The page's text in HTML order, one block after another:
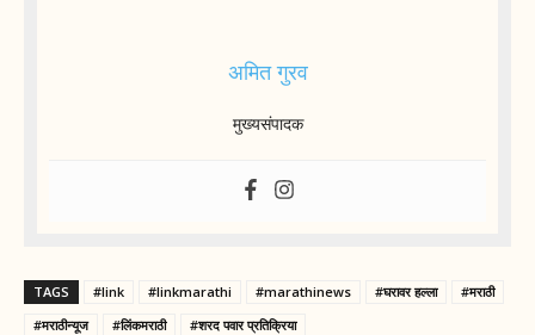
अमित गुरव
मुख्यसंपादक
TAGS #link #linkmarathi #marathinews #घरावर हल्ला
#मराठी
#मराठीन्यूज
#लिंकमराठी
#शरद पवार प्रतिक्रिया